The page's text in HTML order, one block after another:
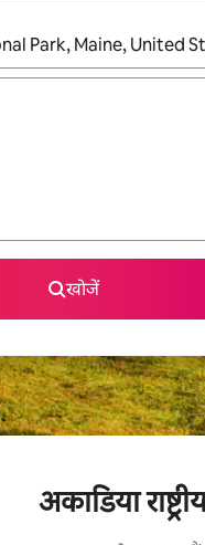
पर, अप और डाउन 'ऐरो की'
खोजें
अकाडिया